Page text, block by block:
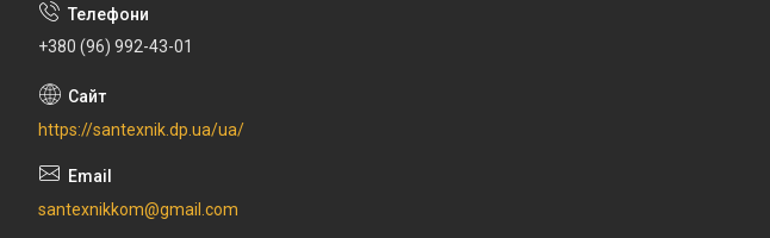
+380 (96) 992-43-01
https://santexnik.dp.ua/ua/
santexnikkom@gmail.com